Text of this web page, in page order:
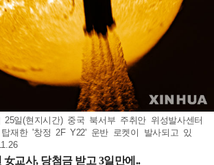
25일(현지시간) 중국 북서부 주취안 위성발사센터
재한 '창정 2F Y22' 운반 로켓이 발사되고 있